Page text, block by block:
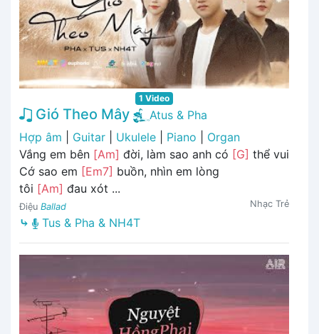
1 Video
Gió Theo Mây
Atus & Pha
Hợp âm
Guitar Ukulele Piano
Organ
Vắng em bên [Am] đời, làm sao anh có [G] thể vui
Cớ sao em [Em7] buồn, nhìn em lòng
tôi [Am] đau xót ...
Điệu Ballad Nhạc Trẻ
⤷ Tus & Pha & NH4T